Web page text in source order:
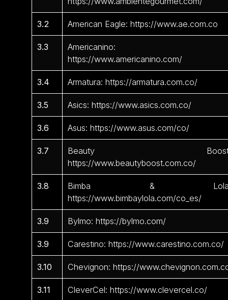
3.2 American Eagle: https://www.ae.com.co
3.3
Americanino:
https://www.americanino.com/
3.4 Armatura: https://armatura.com.co/
3.5 Asics: https://www.asics.com.co/
3.6 Asus: https://www.asus.com/co/
3.7
Beauty
https://www.beautyboost.com.co/
3.8
Bimba &
https://www.bimbaylola.com/co_es/
3.9 Bylmo: https://bylmo.com/
3.9 Carestino: https://www.carestino.com.co/
3.10 Chevignon: https://
3.11 CleverCel: https://www.clevercel.co/